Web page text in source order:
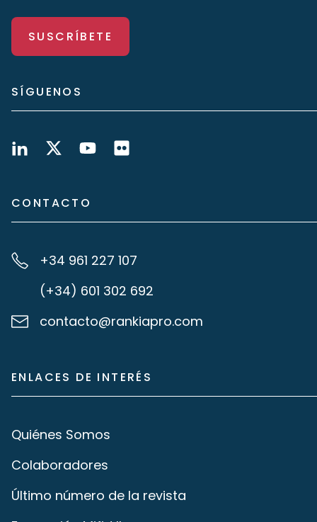
SUSCRÍBETE
SÍGUENOS
CONTACTO
+34 961 227 107
(+34) 601 302 692
contacto@rankiapro.com
ENLACES DE INTERÉS
Quiénes Somos
Colaboradores
Último número de la revista